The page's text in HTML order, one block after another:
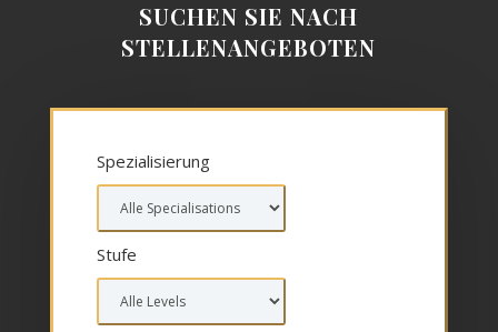
SUCHEN SIE NACH
STELLENANGEBOTEN
Spezialisierung
Stufe